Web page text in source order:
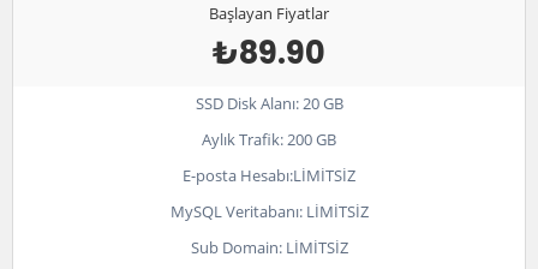
Başlayan Fiyatlar
₺89.90
SSD Disk Alanı: 20 GB
Aylık Trafik: 200 GB
E-posta Hesabı:LİMİTSİZ
MySQL Veritabanı: LİMİTSİZ
Sub Domain: LİMİTSİZ